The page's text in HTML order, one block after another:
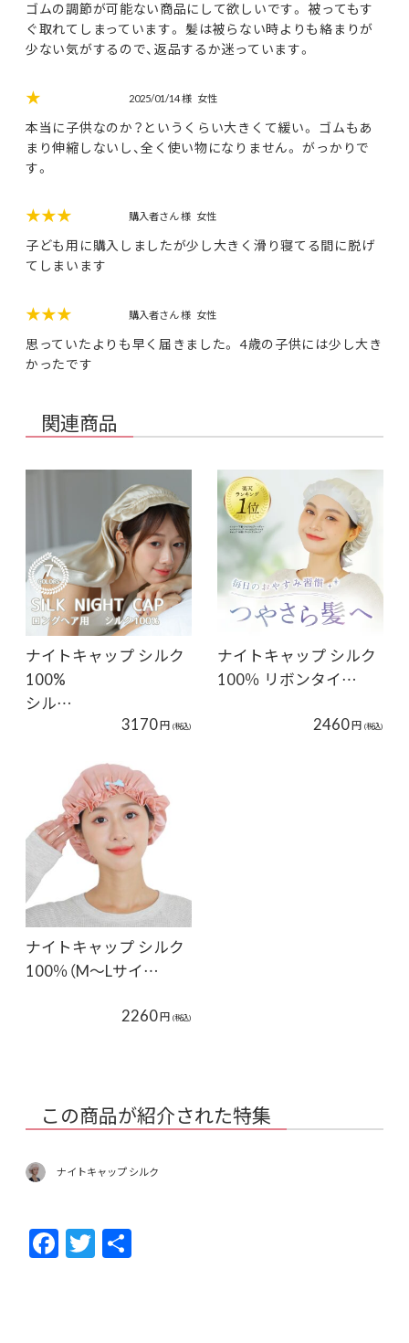
ゴムの調節が可能ない商品にして欲しいです。 被ってもす
ぐ取れてしまっています。 髪は被らない時よりも絡まりが
少ない気がするので、返品するか迷っています。
★ 2025/01/14 様 女性
本当に子供なのか？というくらい大きくて緩い。 ゴムもあ
まり伸縮しないし、全く使い物になりません。 がっかりで
す。
★★★ 購入者さん 様 女性
子ども用に購入しましたが少し大きく滑り寝てる間に脱げ
てしまいます
★★★ 購入者さん 様 女性
思っていたよりも早く届きました。 4歳の子供には少し大き
かったです
関連商品
ナイトキャップ シルク
100%
シル…
3170円 (税込)
ナイトキャップ シルク
100％ リボンタイ…
2460円 (税込)
ナイトキャップ シルク
100％（M～Lサイ…
2260円 (税込)
この商品が紹介された特集
ナイトキャップ シルク
F
ac
T
w